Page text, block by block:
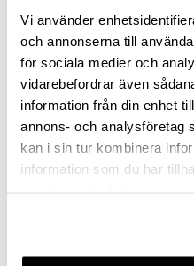
Vi använder
och annonserna till
för sociala medier och
vidarebefordrar även
information från din enhet
annons- och analysföretag
kan i sin tur kombinera
information som du har
Jönköping huvudlager
Malmö butik
Stockholm butik
Snabba leveranser
Hämta i butik
BESKRIVNING